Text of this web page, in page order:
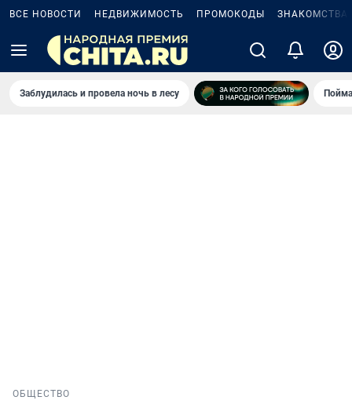
ВСЕ НОВОСТИ НЕДВИЖИМОСТЬ ПРОМОКОДЫ ЗНАКОМСТВА
Заблудилась и провела ночь в лесу
ОБЩЕСТВО